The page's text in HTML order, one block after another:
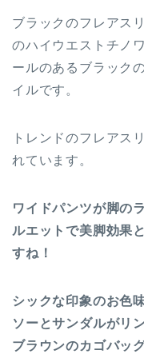
ブラックのフレアス
のハイウエストチノ
ールのあるブラック
イルです。
トレンドのフレアス
れています。
ワイドパンツが脚の
ルエットで美脚効果
すね！
シックな印象のお色
ソーとサンダルがリ
ブラウンのカゴバッ